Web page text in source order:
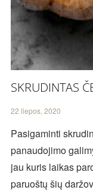
SKRUDINTAS
22 liepos, 2020
Pasigaminti
panaudojimo
jau kuris laikas
paruoštų šių